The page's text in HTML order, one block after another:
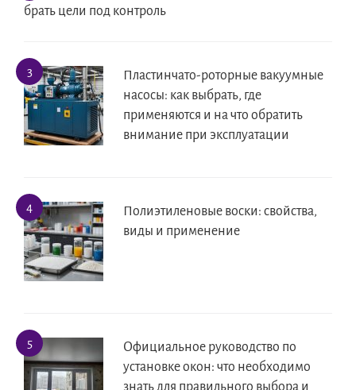
брать цели под контроль
Пластинчато-роторные вакуумные
насосы: как выбрать, где
применяются и на что обратить
внимание при эксплуатации
Полиэтиленовые воски: свойства,
виды и применение
Официальное руководство по
установке окон: что необходимо
знать для правильного выбора и